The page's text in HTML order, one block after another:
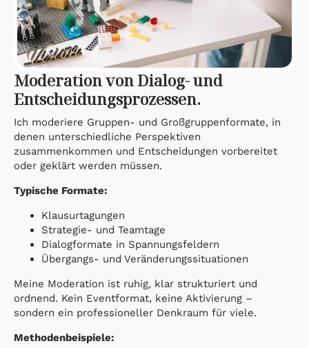
Moderation von Dialog- und
Entscheidungsprozessen.
Ich moderiere Gruppen- und Großgruppenformate, in
denen unterschiedliche Perspektiven
zusammenkommen und Entscheidungen vorbereitet
oder geklärt werden müssen.
Typische Formate:
Klausurtagungen
Strategie- und Teamtage
Dialogformate in Spannungsfeldern
Übergangs- und Veränderungssituationen
Meine Moderation ist ruhig, klar strukturiert und
ordnend. Kein Eventformat, keine Aktivierung –
sondern ein professioneller Denkraum für viele.
Methodenbeispiele: